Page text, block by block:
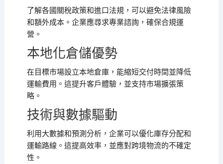
了解各國關稅政策和進口法規，可以避免法律風險
和額外成本。企業應尋求專業諮詢，確保合規運
營。
本地化倉儲優勢
在目標市場設立本地倉庫，能縮短交付時間並降低
運輸費用。這提升客戶體驗，並支持市場擴張策
略。
技術與數據驅動
利用大數據和預測分析，企業可以優化庫存分配和
運輸路線。這提高效率，並應對跨境物流的不確定
性。